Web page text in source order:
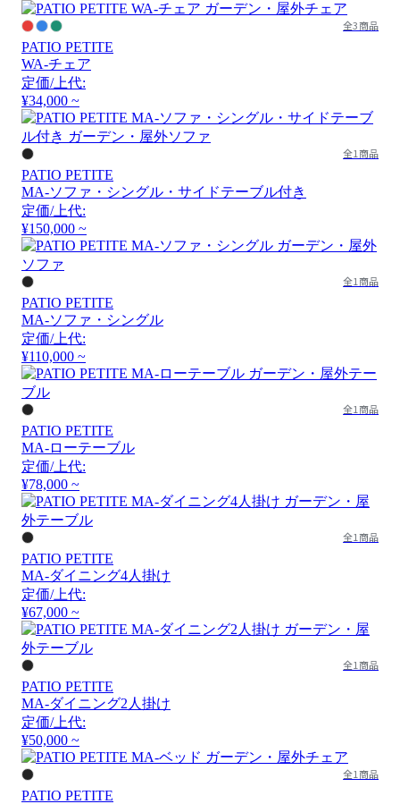
全3商品
PATIO PETITE
WA-チェア
定価/上代:
¥34,000 ~
全1商品
PATIO PETITE
MA-ソファ・シングル・サイドテーブル付き
定価/上代:
¥150,000 ~
全1商品
PATIO PETITE
MA-ソファ・シングル
定価/上代:
¥110,000 ~
全1商品
PATIO PETITE
MA-ローテーブル
定価/上代:
¥78,000 ~
全1商品
PATIO PETITE
MA-ダイニング4人掛け
定価/上代:
¥67,000 ~
全1商品
PATIO PETITE
MA-ダイニング2人掛け
定価/上代:
¥50,000 ~
全1商品
PATIO PETITE